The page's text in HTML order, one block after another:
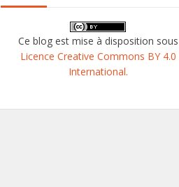
Ce blog est mise à disposition sous
Licence Creative Commons BY 4.0
International.